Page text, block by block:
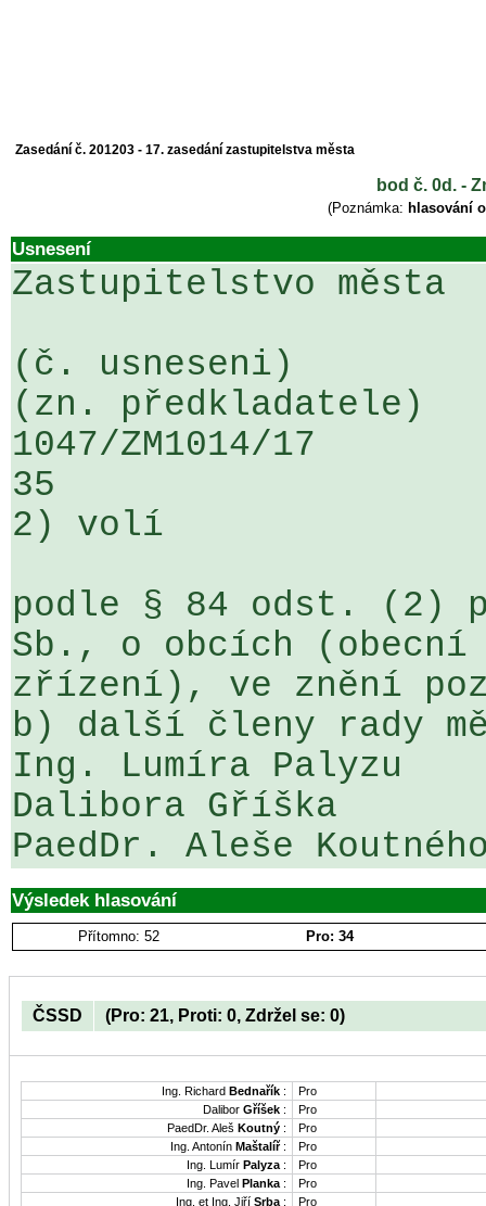
Zasedání č. 201203 - 17. zasedání zastupitelstva města
bod č. 0d. -
(Poznámka: hlasování
Usnesení
Zastupitelstvo města
(č. usneseni)
(zn. předkladatele)
1047/ZM1014/17
35
2) volí
podle § 84 odst. (2)
Sb., o obcích
zřízení), ve znění
b) další členy rady
Ing. Lumíra
Dalibora Gříška
PaedDr. Aleše
Výsledek hlasování
Přítomno: 52 Pro: 34
ČSSD (Pro: 21, Proti: 0, Zdržel se: 0)
Ing. Richard Bednařík :
Pro
Dalibor Gříšek :
Pro
PaedDr. Aleš Koutný :
Pro
Ing. Antonín Maštalíř:
Pro
Ing. Lumír Palyza :
Pro
Ing. Pavel Planka :
Pro
Ing. et Ing. Jiří Srba : Pro